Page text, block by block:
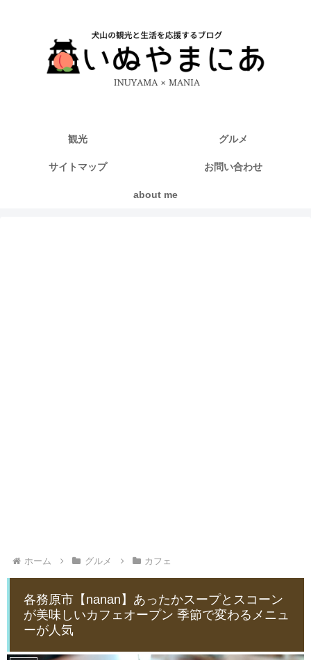
観光 グルメ
サイトマップ お問い合わせ
about me
ホーム グルメ カフェ
各務原市【nanan】あったかスープとスコーン
が美味しいカフェオープン 季節で変わるメニュ
ーが人気